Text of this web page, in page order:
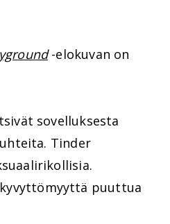
-elokuvan on
sovelluksesta
Tinder
puuttua